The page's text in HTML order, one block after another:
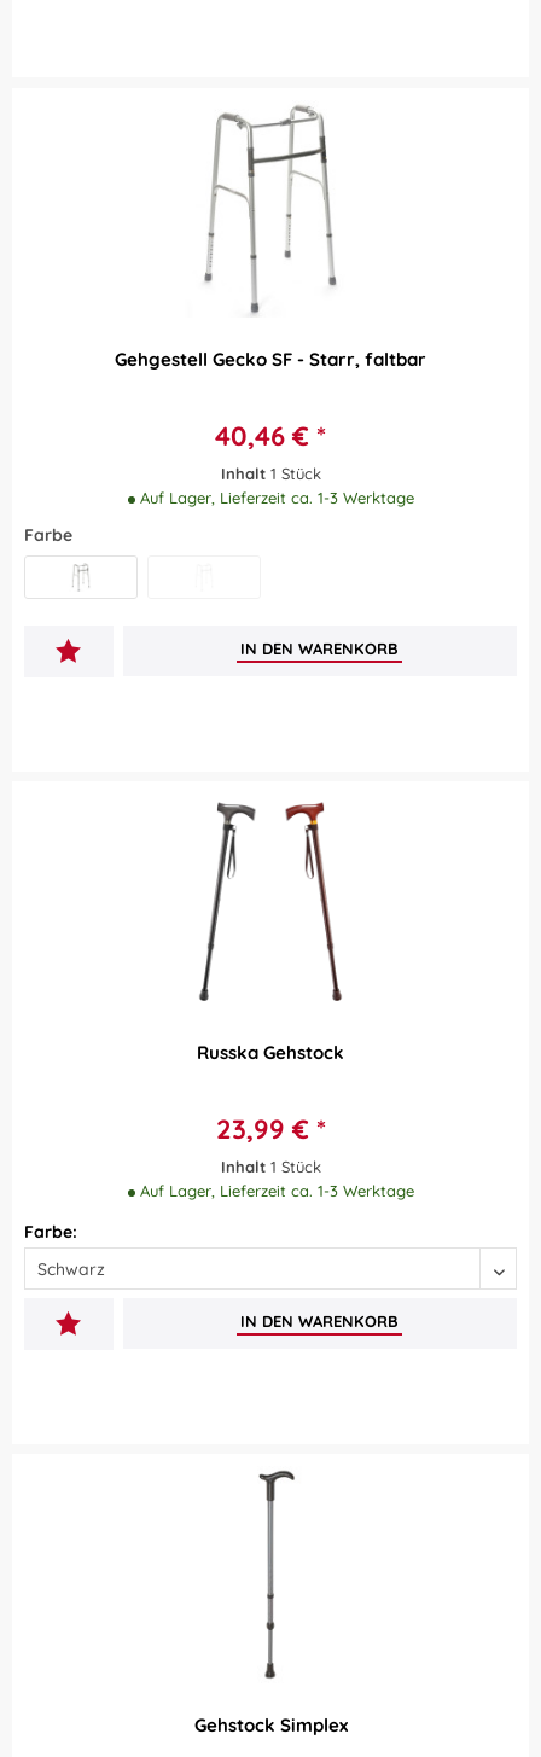
Gehgestell Gecko SF - Starr, faltbar
40,46 € *
Inhalt 1 Stück
Auf Lager, Lieferzeit ca. 1-3 Werktage
Farbe
Silbergrau
IN DEN WARENKORB
Russka Gehstock
23,99 € *
Inhalt 1 Stück
Auf Lager, Lieferzeit ca. 1-3 Werktage
Farbe:
IN DEN WARENKORB
Gehstock Simplex